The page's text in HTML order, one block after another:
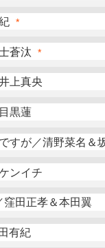
*
蒼汰 *
上真央
黒蓮
すが／清野菜名＆
ンイチ
窪田正孝＆本田翼
有紀